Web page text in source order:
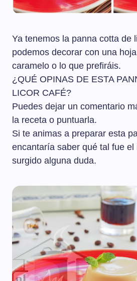
Ya tenemos la panna cotta de
podemos decorar con una
caramelo o lo que prefiráis.
¿QUÉ OPINAS DE ESTA
LICOR CAFÉ?
Puedes dejar un comentario
la receta o puntuarla.
Si te animas a preparar esta
encantaría saber qué tal fue
surgido alguna duda.